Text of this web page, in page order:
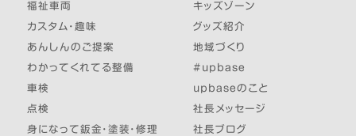
福祉車両
カスタム・趣味
あんしんのご提案
わかってくれてる整備
車検
点検
身になって鈑金・塗装・修理
キッズゾーン
グッズ紹介
地域づくり
#upbase
upbaseのこと
社長メッセージ
社長ブログ